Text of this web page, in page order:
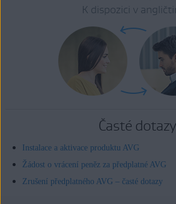
K dispozici v
Časté dotazy
Instalace a aktivace produktu AVG
Žádost o vrácení peněz za předplatné AVG
Zrušení předplatného AVG – časté dotazy